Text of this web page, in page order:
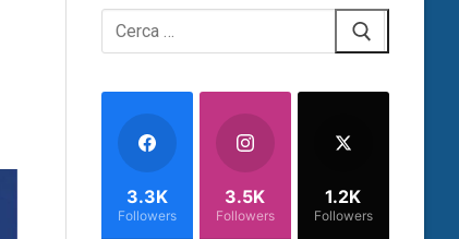
Cerca:
3.3K
Followers
3.5K
Followers
1.2K
Followers